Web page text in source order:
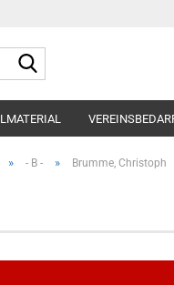
» - B - » Brumme, Christoph